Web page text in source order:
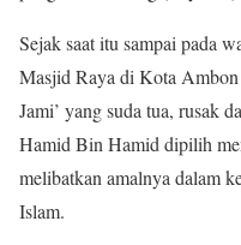
Sejak saat itu sampai pada
Masjid Raya di Kota
Jami’ yang suda tua, rusak
Hamid Bin Hamid dipilih
melibatkan amalnya dalam
Islam.